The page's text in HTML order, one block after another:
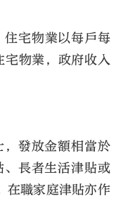
宅物業以每戶每
物業，政府收入
，發放金額相當於
長者生活津貼或
在職家庭津貼亦作